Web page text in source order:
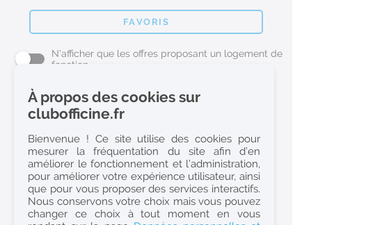
FAVORIS
N'afficher que les offres proposant un logement de
fonction
L'emploi Pharmacie par métier
Pharmacien (H/F)
Préparateur en Pharmacie (H/F)
Etudiant en Pharmacie (H/F)
Etudiant en Pharmacie 6e année validée (H/F)
Conseiller Dermo Cosmetique - Esthéticienne (H/F)
À propos des cookies sur
clubofficine.fr
Bienvenue ! Ce site utilise des cookies pour
mesurer la fréquentation du site afin d’en
améliorer le fonctionnement et l’administration,
pour améliorer votre expérience utilisateur, ainsi
que pour vous proposer des services interactifs.
Nous conservons votre choix mais vous pouvez
changer ce choix à tout moment en vous